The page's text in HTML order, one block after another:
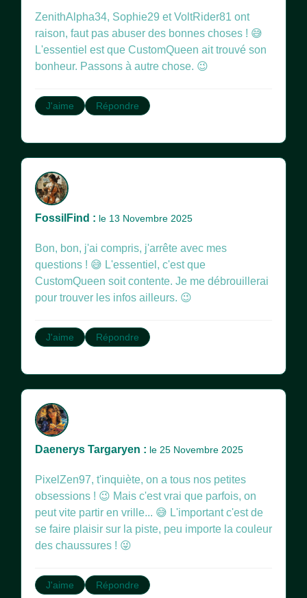
ZenithAlpha34, Sophie29 et VoltRider81 ont
raison, faut pas abuser des bonnes choses ! 😅
L'essentiel est que CustomQueen ait trouvé son
bonheur. Passons à autre chose. 😉
J'aime Répondre
FossilFind : le 13 Novembre 2025
Bon, bon, j'ai compris, j'arrête avec mes
questions ! 😅 L'essentiel, c'est que
CustomQueen soit contente. Je me débrouillerai
pour trouver les infos ailleurs. 😉
J'aime Répondre
Daenerys Targaryen : le 25 Novembre 2025
PixelZen97, t'inquiète, on a tous nos petites
obsessions ! 😉 Mais c'est vrai que parfois, on
peut vite partir en vrille... 😅 L'important c'est de
se faire plaisir sur la piste, peu importe la couleur
des chaussures ! 😜
J'aime Répondre